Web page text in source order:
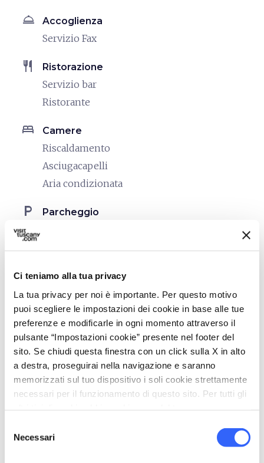
Ci teniamo alla tua privacy
La tua privacy per noi è importante. Per questo motivo
puoi scegliere le impostazioni dei cookie in base alle tue
preferenze e modificarle in ogni momento attraverso il
pulsante “Impostazioni cookie” presente nel footer del
sito. Se chiudi questa finestra con un click sulla X in alto
a destra, proseguirai nella navigazione e saranno
memorizzati sul tuo dispositivo i soli cookie strettamente
necessari per il funzionamento di questo sito. Per tutti gli
delNecessari
room_service Accoglienza
Servizio Fax
restaurant Ristorazione
Servizio bar
Ristorante
bed Camere
Riscaldamento
Asciugacapelli
Aria condizionata
local_parking Parcheggio
celebration Attività
Trekking
Degustazione
work Business e Mice
Sala riunioni